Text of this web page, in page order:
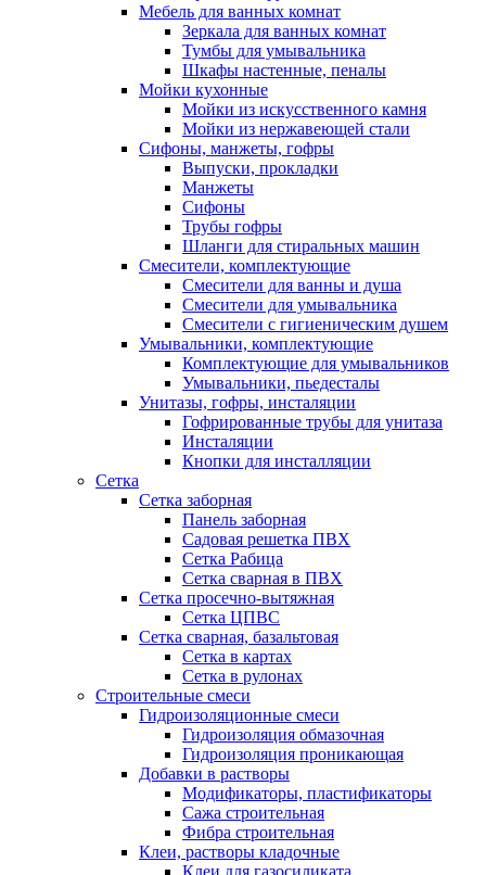
Мебель для ванных комнат
Зеркала для ванных комнат
Тумбы для умывальника
Шкафы настенные, пеналы
Мойки кухонные
Мойки из искусственного камня
Мойки из нержавеющей стали
Сифоны, манжеты, гофры
Выпуски, прокладки
Манжеты
Сифоны
Трубы гофры
Шланги для стиральных машин
Смесители, комплектующие
Смесители для ванны и душа
Смесители для умывальника
Смесители с гигиеническим душем
Умывальники, комплектующие
Комплектующие для умывальников
Умывальники, пьедесталы
Унитазы, гофры, инсталяции
Гофрированные трубы для унитаза
Инсталяции
Кнопки для инсталляции
Сетка
Сетка заборная
Панель заборная
Садовая решетка ПВХ
Сетка Рабица
Сетка сварная в ПВХ
Сетка просечно-вытяжная
Сетка ЦПВС
Сетка сварная, базальтовая
Сетка в картах
Сетка в рулонах
Строительные смеси
Гидроизоляционные смеси
Гидроизоляция обмазочная
Гидроизоляция проникающая
Добавки в растворы
Модификаторы, пластификаторы
Сажа строительная
Фибра строительная
Клеи, растворы кладочные
Клеи для газосиликата